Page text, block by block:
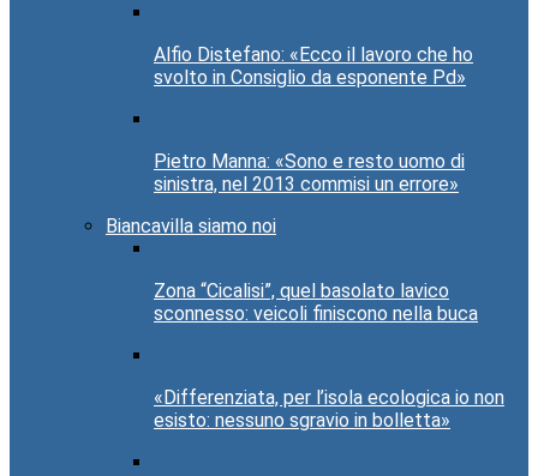
Alfio Distefano: «Ecco il lavoro che ho
svolto in Consiglio da esponente Pd»
Pietro Manna: «Sono e resto uomo di
sinistra, nel 2013 commisi un errore»
Biancavilla siamo noi
Zona “Cicalisi”, quel basolato lavico
sconnesso: veicoli finiscono nella buca
«Differenziata, per l’isola ecologica io non
esisto: nessuno sgravio in bolletta»